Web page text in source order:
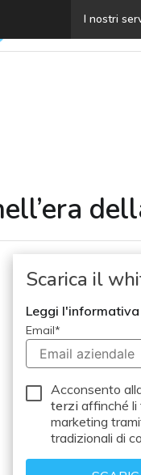
I nostri
Strategie e
Scarica il
Leggi
Email*
Acconsento
terzi affinché li
marketing
tradizionali di